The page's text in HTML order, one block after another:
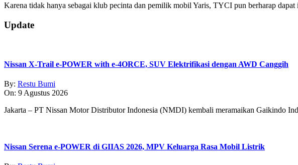
Karena tidak hanya sebagai klub pecinta dan pemilik mobil Yaris, TYCI pun berharap
2018-
12-
Update
Nissan X-Trail e-POWER with e-4ORCE, SUV Elektrifikasi dengan AWD Canggih
By: Restu Bumi
On: 9 Agustus 2026
Jakarta – PT Nissan Motor Distributor Indonesia (NMDI) kembali meramaikan Gaikindo
Nissan Serena e-POWER di GIIAS 2026, MPV Keluarga Rasa Mobil Listrik